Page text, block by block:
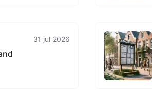
31 jul 2026